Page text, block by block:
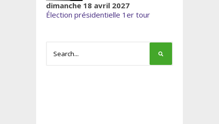
dimanche 18 avril 2027
Élection présidentielle 1er tour